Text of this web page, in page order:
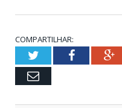
COMPARTILHAR:
TwitterFacebook
Email